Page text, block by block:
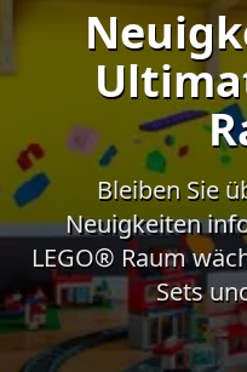
Bleiben Sie
Neuigkeiten
LEGO® Raum
Sets